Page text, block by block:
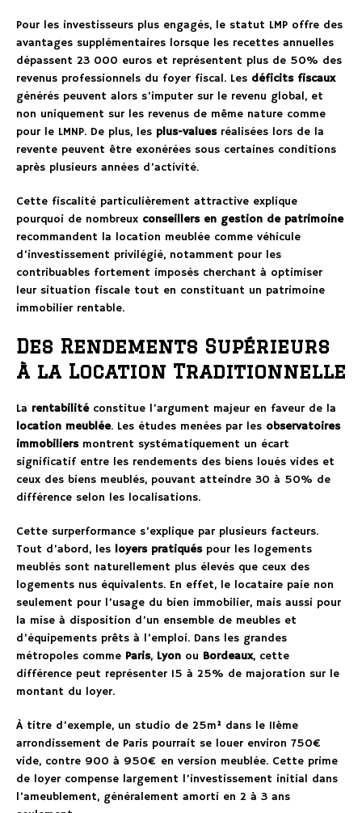
Pour les investisseurs plus engagés, le statut LMP offre des
avantages supplémentaires lorsque les recettes annuelles
dépassent 23 000 euros et représentent plus de 50% des
revenus professionnels du foyer fiscal. Les déficits fiscaux
générés peuvent alors s’imputer sur le revenu global, et
non uniquement sur les revenus de même nature comme
pour le LMNP. De plus, les plus-valuesréalisées lors de la
revente peuvent être exonérées sous certaines conditions
après plusieurs années d’activité.
Cette fiscalité particulièrement attractive explique
pourquoi de nombreux conseillers en gestion de patrimoine
recommandent la location meublée comme véhicule
d’investissement privilégié, notamment pour les
contribuables fortement imposés cherchant à optimiser
leur situation fiscale tout en constituant un patrimoine
immobilier rentable.
Des Rendements Supérieurs
à la Location Traditionnelle
La rentabilitéconstitue l’argument majeur en faveur de la
location meublée. Les études menées par les observatoires
immobiliersmontrent systématiquement un écart
significatif entre les rendements des biens loués vides et
ceux des biens meublés, pouvant atteindre 30 à 50% de
différence selon les localisations.
Cette surperformance s’explique par plusieurs facteurs.
Tout d’abord, les loyers pratiquéspour les logements
meublés sont naturellement plus élevés que ceux des
logements nus équivalents. En effet, le locataire paie non
seulement pour l’usage du bien immobilier, mais aussi pour
la mise à disposition d’un ensemble de meubles et
d’équipements prêts à l’emploi. Dans les grandes
métropoles comme Paris, Lyon ou Bordeaux, cette
différence peut représenter 15 à 25% de majoration sur le
montant du loyer.
À titre d’exemple, un studio de 25m² dans le 11ème
arrondissement de Paris pourrait se louer environ 750€
vide, contre 900 à 950€ en version meublée. Cette prime
de loyer compense largement l’investissement initial dans
l’ameublement, généralement amorti en 2 à 3 ans